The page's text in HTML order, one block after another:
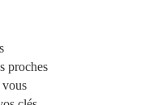
proches
vous